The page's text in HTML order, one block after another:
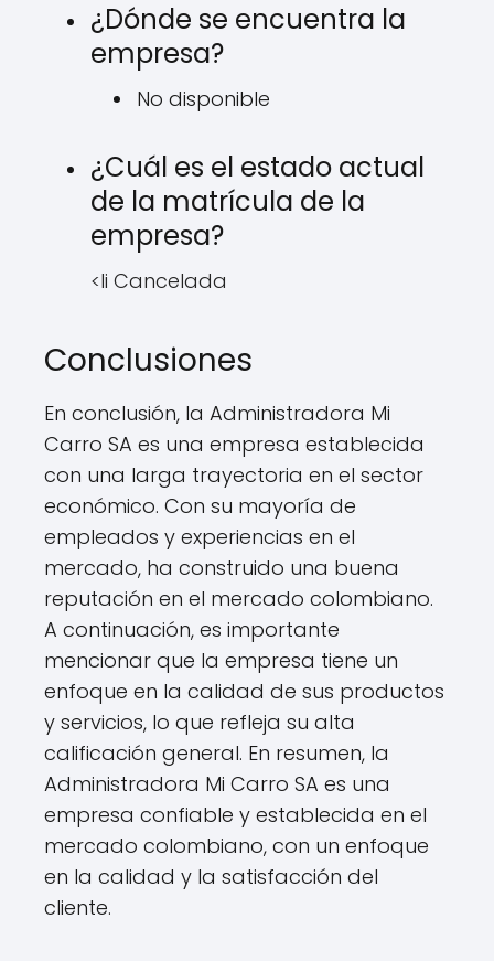
¿Dónde se encuentra la
empresa?
No disponible
¿Cuál es el estado actual
de la matrícula de la
empresa?
<li Cancelada
Conclusiones
En conclusión, la Administradora Mi
Carro SA es una empresa establecida
con una larga trayectoria en el sector
económico. Con su mayoría de
empleados y experiencias en el
mercado, ha construido una buena
reputación en el mercado colombiano.
A continuación, es importante
mencionar que la empresa tiene un
enfoque en la calidad de sus productos
y servicios, lo que refleja su alta
calificación general. En resumen, la
Administradora Mi Carro SA es una
empresa confiable y establecida en el
mercado colombiano, con un enfoque
en la calidad y la satisfacción del
cliente.